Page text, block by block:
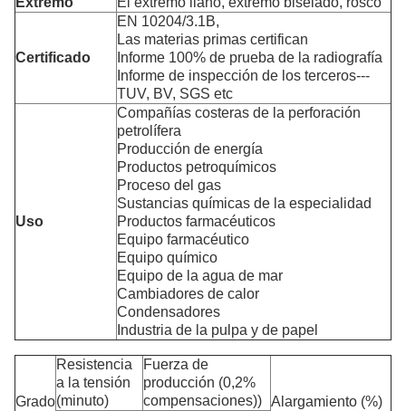
Certificado
EN 10204/3.1B,
Las materias primas certifican
Informe 100% de prueba de la radiografía
Informe de inspección de los terceros---
TUV, BV, SGS etc
Uso
Compañías costeras de la perforación
petrolífera
Producción de energía
Productos petroquímicos
Proceso del gas
Sustancias químicas de la especialidad
Productos farmacéuticos
Equipo farmacéutico
Equipo químico
Equipo de la agua de mar
Cambiadores de calor
Condensadores
Industria de la pulpa y de papel
Grado
Resistencia
a la tensión
(minuto)
Fuerza de
producción (0,2%
compensaciones)) Alargamiento (%)